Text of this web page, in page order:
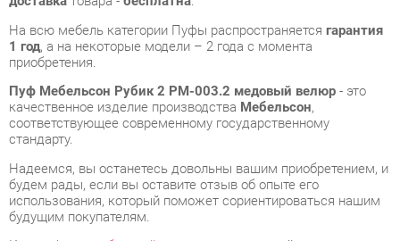
Пуф Мебельсон Рубик 2 PM-003.2 медовый велюр
качественное изделие производстваМебельсон,
соответствующее современному государственному
стандарту.
Надеемся, вы останетесь довольны вашим приобретением, и
будем рады, если вы оставите отзыв об опыте его
использования, который поможет сориентироваться нашим
будущим покупателям.
Кроме формы
получить развёрнутую
консультацию, фото и видеообзор продукции вы можете по
e-mail, телефону в Екатеринбурге и через мессенджеры
Telegram и WhatsApp.